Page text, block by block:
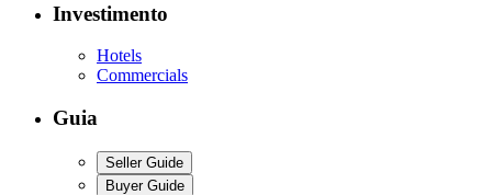
Investimento
Hotels
Commercials
Guia
Seller Guide
Buyer Guide